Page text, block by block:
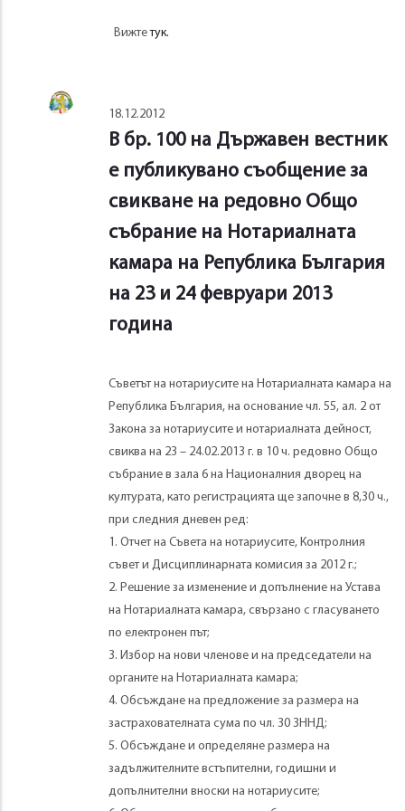
Вижтетук.
18.12.2012
В бр. 100 на Държавен вестник
е публикувано съобщение за
свикване на редовно Общо
събрание на Нотариалната
камара на Република България
на 23 и 24 февруари 2013
година
Съветът на нотариусите на Нотариалната камара на
Република България, на основание чл. 55, ал. 2 от
Закона за нотариусите и нотариалната дейност,
свиква на 23 – 24.02.2013 г. в 10 ч. редовно Общо
събрание в зала 6 на Националния дворец на
културата, като регистрацията ще започне в 8,30 ч.,
при следния дневен ред:
1. Отчет на Съвета на нотариусите, Контролния
съвет и Дисциплинарната комисия за 2012 г.;
2. Решение за изменение и допълнение на Устава
на Нотариалната камара, свързано с гласуването
по електронен път;
3. Избор на нови членове и на председатели на
органите на Нотариалната камара;
4. Обсъждане на предложение за размера на
застрахователната сума по чл. 30 ЗННД;
5. Обсъждане и определяне размера на
задължителните встъпителни, годишни и
допълнителни вноски на нотариусите;